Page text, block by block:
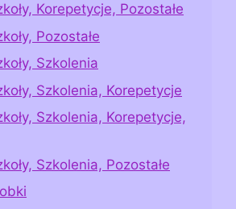
Korepetycje, Pozostałe
Pozostałe
Szkolenia
Szkolenia, Korepetycje
Szkolenia, Korepetycje,
Szkolenia, Pozostałe